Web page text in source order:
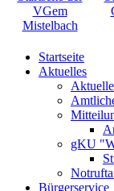
Startseite
Aktuelles
gKU
Bürgerservice